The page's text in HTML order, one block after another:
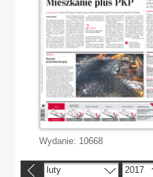
Wydanie: 10668
luty 2017